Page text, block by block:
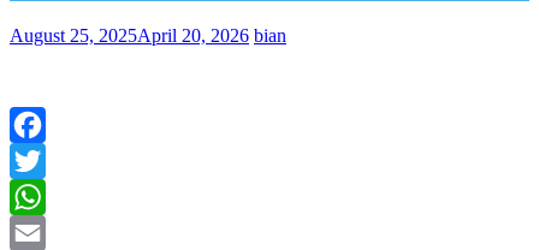
August 25, 2025April 20, 2026 bian
Facebook
Twitter
WhatsApp